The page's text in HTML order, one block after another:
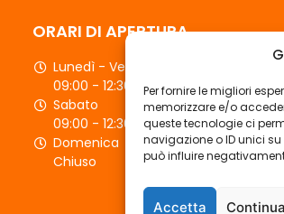
Per fornire le migliori
memorizzare e/o
queste tecnologie ci
navigazione o ID unici
può influire
Accetta
ORARI DI APERTURA
Lunedì - Venerdì
09:00 - 12:30 | 15:30 - 19:30
Sabato
09:00 - 12:30
Domenica
Chiuso